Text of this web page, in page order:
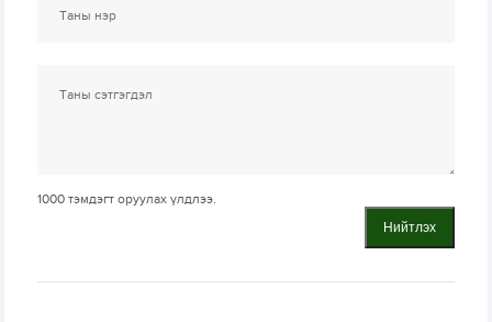
1000 тэмдэгт оруулах үлдлээ.
Нийтлэх